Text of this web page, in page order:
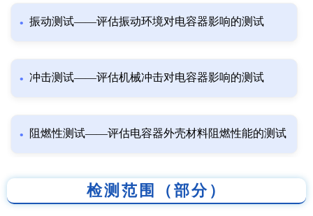
振动测试——评估振动环境对电容器影响的测试
冲击测试——评估机械冲击对电容器影响的测试
阻燃性测试——评估电容器外壳材料阻燃性能的测试
检测范围（部分）